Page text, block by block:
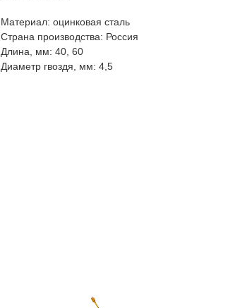
Материал: оцинковая сталь
Страна производства: Россия
Длина, мм: 40, 60
Диаметр гвоздя, мм: 4,5